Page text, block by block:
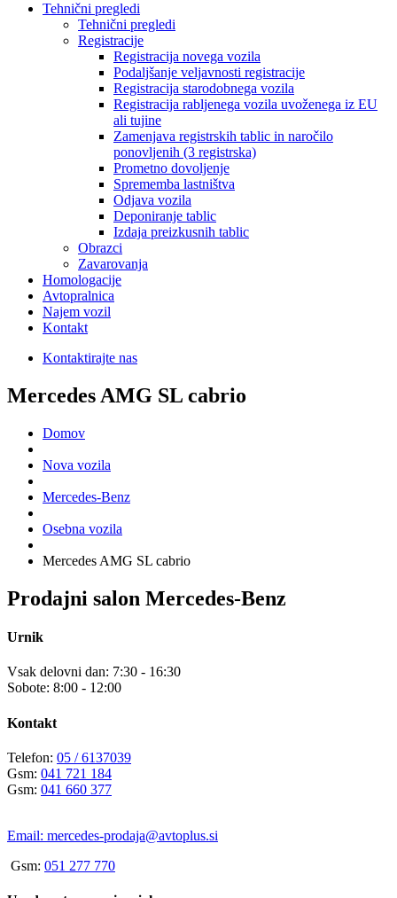
Tehnični pregledi
Tehnični pregledi
Registracije
Registracija novega vozila
Podaljšanje veljavnosti registracije
Registracija starodobnega vozila
Registracija rabljenega vozila uvoženega iz EU
ali tujine
Zamenjava registrskih tablic in naročilo
ponovljenih (3 registrska)
Prometno dovoljenje
Sprememba lastništva
Odjava vozila
Deponiranje tablic
Izdaja preizkusnih tablic
Obrazci
Zavarovanja
Homologacije
Avtopralnica
Najem vozil
Kontakt
Kontaktirajte nas
Mercedes AMG SL cabrio
Domov
Nova vozila
Mercedes-Benz
Osebna vozila
Mercedes AMG SL cabrio
Prodajni salon Mercedes-Benz
Urnik
Vsak delovni dan: 7:30 - 16:30
Sobote: 8:00 - 12:00
Kontakt
Telefon: 05 / 6137039
Gsm: 041 721 184
Gsm: 041 660 377
Email: mercedes-prodaja@avtoplus.si
Gsm: 051 277 770